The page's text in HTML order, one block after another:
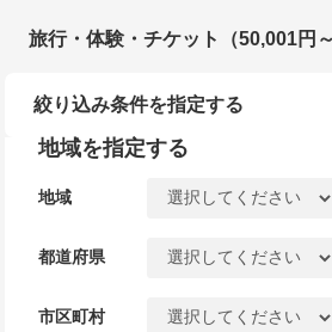
旅行・体験・チケット（50,001円
絞り込み条件を指定する
地域を指定する
地域
都道府県
市区町村